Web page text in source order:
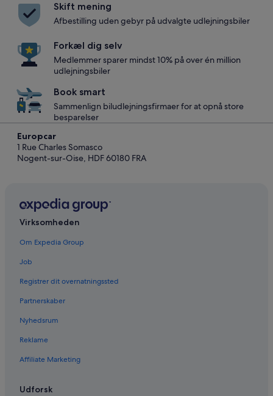
Skift mening
Afbestilling uden gebyr på udvalgte udlejningsbiler
Forkæl dig selv
Medlemmer sparer mindst 10% på over én million
udlejningsbiler
Book smart
Sammenlign biludlejningsfirmaer for at opnå store
besparelser
Europcar
1 Rue Charles Somasco
Nogent-sur-Oise, HDF 60180 FRA
Virksomheden
Om Expedia Group
Job
Registrer dit overnatningssted
Partnerskaber
Nyhedsrum
Reklame
Affiliate Marketing
Udforsk